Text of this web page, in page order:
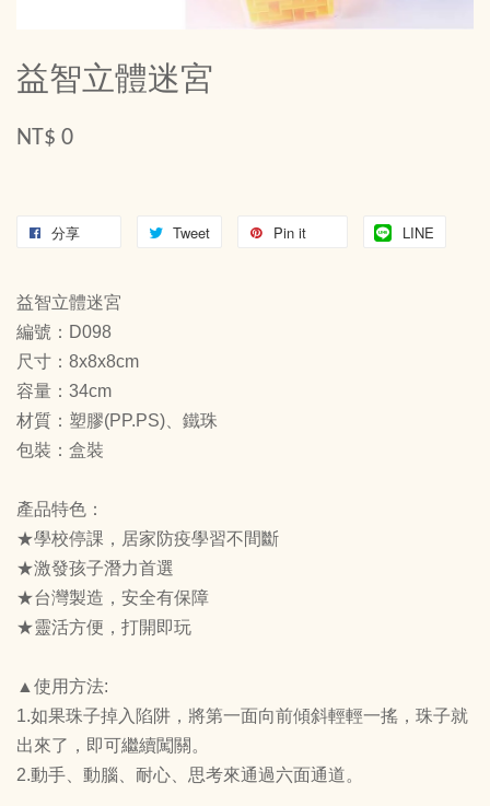
益智立體迷宮
NT$ 0
分享 Tweet Pin it LINE
益智立體迷宮
編號：D098
尺寸：8x8x8cm
容量：34cm
材質：塑膠(PP.PS)、鐵珠
包裝：盒裝
產品特色：
★學校停課，居家防疫學習不間斷
★激發孩子潛力首選
★台灣製造，安全有保障
★靈活方便，打開即玩
▲使用方法:
1.如果珠子掉入陷阱，將第一面向前傾斜輕輕一搖，珠子就
出來了，即可繼續闖關。
2.動手、動腦、耐心、思考來通過六面通道。